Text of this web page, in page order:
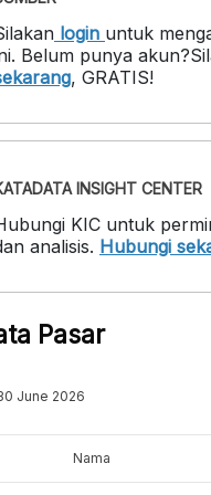
login untuk
. Belum punya akun?
, GRATIS!
INSIGHT CENTER
KIC untuk
analisis. Hubungi
Pasar
June 2026
Nama